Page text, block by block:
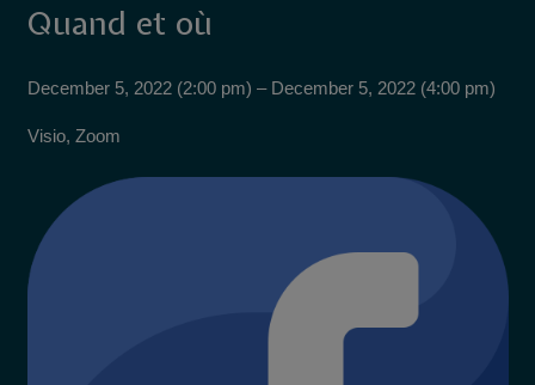
Quand et où
December 5, 2022 (2:00 pm) – December 5, 2022 (4:00 pm)
Visio, Zoom